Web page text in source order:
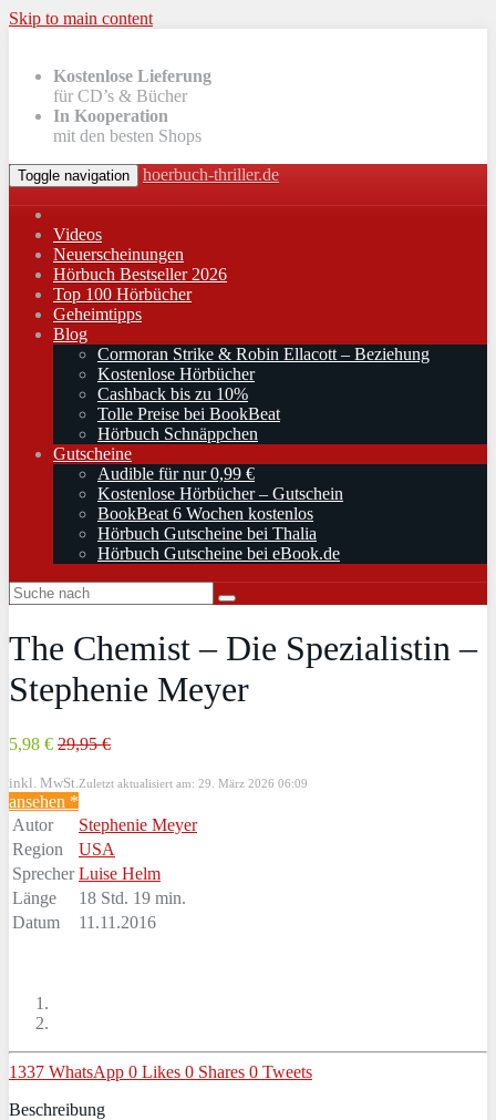
Skip to main content
Kostenlose Lieferung
für CD’s & Bücher
In Kooperation
mit den besten Shops
Toggle navigation hoerbuch-thriller.de
Videos
Neuerscheinungen
Hörbuch Bestseller 2026
Top 100 Hörbücher
Geheimtipps
Blog
Cormoran Strike & Robin Ellacott – Beziehung
Kostenlose Hörbücher
Cashback bis zu 10%
Tolle Preise bei BookBeat
Hörbuch Schnäppchen
Gutscheine
Audible für nur 0,99 €
Kostenlose Hörbücher – Gutschein
BookBeat 6 Wochen kostenlos
Hörbuch Gutscheine bei Thalia
Hörbuch Gutscheine bei eBook.de
The Chemist – Die Spezialistin –
Stephenie Meyer
5,98 € 29,95 €
inkl. MwSt. Zuletzt aktualisiert am: 29. März 2026 06:09
ansehen *
Autor
Stephenie Meyer
Region
USA
Sprecher Luise Helm
Länge
18 Std. 19 min.
Datum
11.11.2016
1337 WhatsApp 0 Likes 0 Shares 0 Tweets
Beschreibung